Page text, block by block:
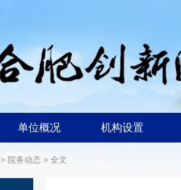
单位概况 机构设置
> 院务动态 > 全文